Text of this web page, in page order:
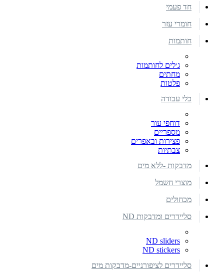
חד פעמי
חומרי עזר
חותמות
ג׳לים לחותמות
מחתים
פלטות
כלי עבודה
דוחפי עור
מספריים
פצירות ובאפרים
צבתיות
מדבקות -ללא מים
מוצרי חשמל
מכחולים
סליידרים ומדבקות ND
ND sliders
ND stickers
סליידרים לציפורניים-מדבקות מים